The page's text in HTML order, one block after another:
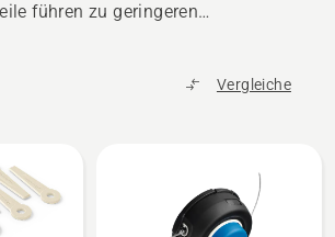
führen zu geringeren
Vergleiche